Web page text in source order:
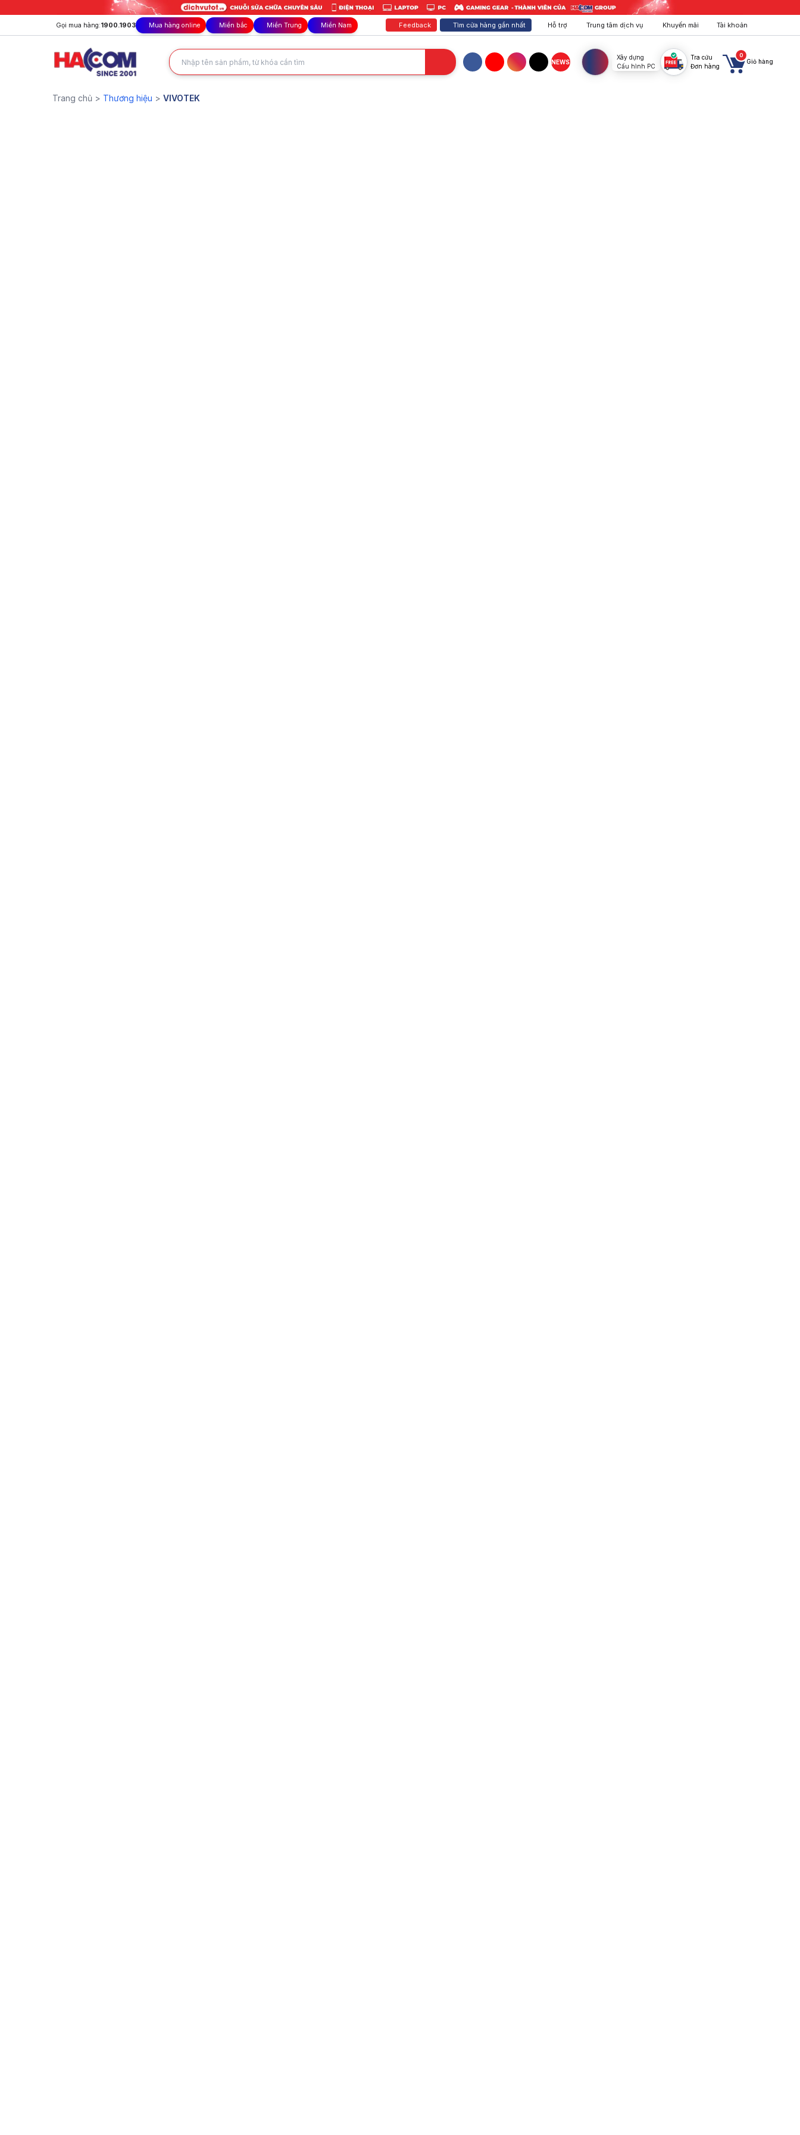
Gọi mua hàng:1900.1903 Mua hàng online Miền bắc Miền Trung Miền Nam Feedback Tìm cửa hàng gần nhất Hỗ trợ Trung tâm dịch vụ Khuyến mãi Tài khoản
FacebookYouTubeInstagram
TikTok
NEWS
Xây dựng
Cấu hình PC
Tra cứu
Đơn hàng
0
Giỏ hàng
VIVOTEK - Sản phẩm chính hãng tại Hacom.vn
Trang chủ > Thương hiệu > VIVOTEK